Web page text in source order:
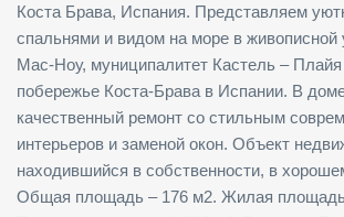
Коста Брава, Испания. Представляем
спальнями и видом на море в живописной
Мас-Ноу, муниципалитет Кастель –
побережье Коста-Брава в Испании. В
качественный ремонт со стильным
интерьеров и заменой окон. Объект
находившийся в собственности, в
Общая площадь – 176 м2. Жилая